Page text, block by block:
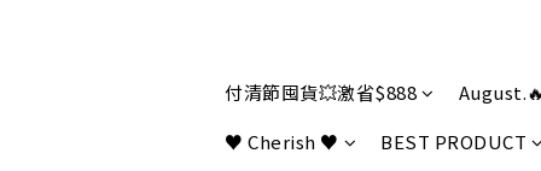
付清節囤貨💥激省$888
♥ Cherish ♥
BEST PRODUCT